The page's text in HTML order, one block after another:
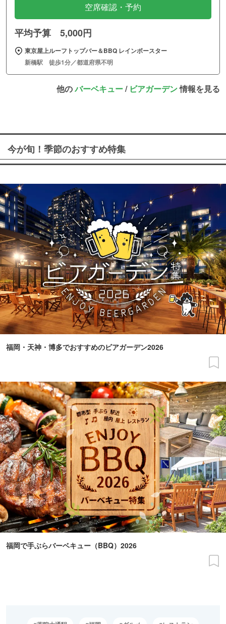
空席確認・予約
平均予算 5,000円
東京屋上ルーフトップバー＆BBQ レインボースター
新橋駅 徒歩1分／都道府県不明
他のバーベキュー/ ビアガーデン情報を見る
今が旬！季節のおすすめ特集
福岡・天神・博多でおすすめのビアガーデン2026
福岡で手ぶらバーベキュー（BBQ）2026